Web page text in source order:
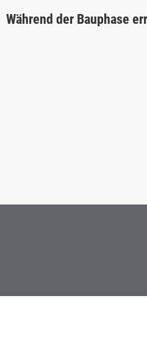
Während der Bauphase